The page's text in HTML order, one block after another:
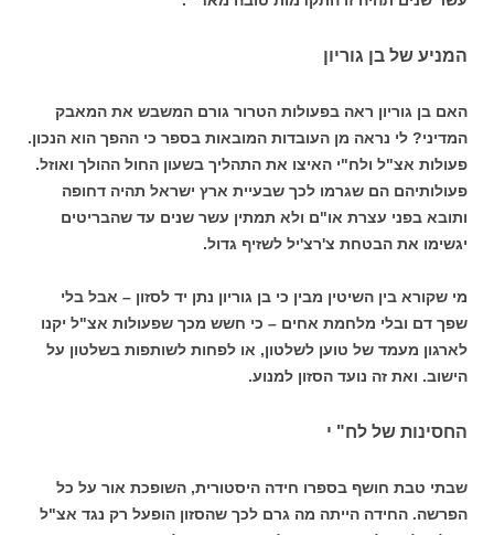
המניע של בן גוריון
האם בן גוריון ראה בפעולות הטרור גורם המשבש את המאבק
המדיני? לי נראה מן העובדות המובאות בספר כי ההפך הוא הנכון.
פעולות אצ"ל ולח"י האיצו את התהליך בשעון החול ההולך ואוזל.
פעולותיהם הם שגרמו לכך שבעיית ארץ ישראל תהיה דחופה
ותובא בפני עצרת או"ם ולא תמתין עשר שנים עד שהבריטים
יגשימו את הבטחת צ'רצ'יל לשזיף גדול.
מי שקורא בין השיטין מבין כי בן גוריון נתן יד לסזון – אבל בלי
שפך דם ובלי מלחמת אחים – כי חשש מכך שפעולות אצ"ל יקנו
לארגון מעמד של טוען לשלטון, או לפחות לשותפות בשלטון על
הישוב. ואת זה נועד הסזון למנוע.
החסינות של לח" י
שבתי טבת חושף בספרו חידה היסטורית, השופכת אור על כל
הפרשה. החידה הייתה מה גרם לכך שהסזון הופעל רק נגד אצ"ל